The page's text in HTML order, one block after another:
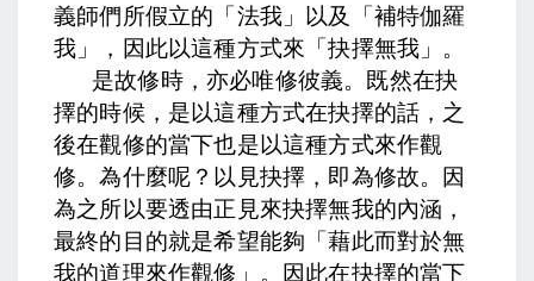
義師們所假立的「法我」以及「補特伽羅
我」，因此以這種方式來「抉擇無我」。
是故修時，亦必唯修彼義。 既然在抉
擇的時候，是以這種方式在抉擇的話，之
後在觀修的當下也是以這種方式來作觀
修。為什麼呢？ 以見抉擇，即為修故。
因
為之所以要透由正見來抉擇無我的內涵，
最終的目的就是希望能夠「藉此而對於無
我的道理來作觀修」。因此在抉擇的當下